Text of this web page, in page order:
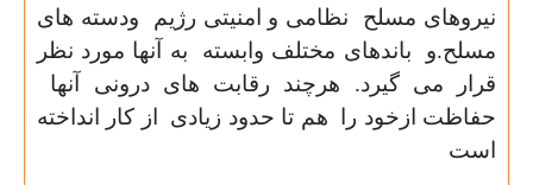
نیروهای مسلح نظامی و امنیتی رژیم ودسته های
مسلح.و باندهای مختلف وابسته به آنها مورد نظر
قرار می گیرد. هرچند رقابت های درونی آنها
حفاظت ازخود را هم تا حدود زیادی از کار انداخته
است